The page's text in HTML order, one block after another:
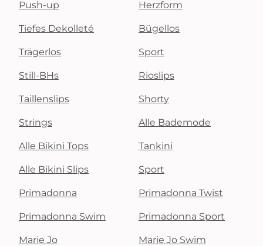
Push-up Herzform
Tiefes Dekolleté Bügellos
Trägerlos Sport
Still-BHs Rioslips
Taillenslips Shorty
Strings Alle Bademode
Alle Bikini Tops Tankini
Alle Bikini Slips Sport
Primadonna Primadonna Twist
Primadonna Swim Primadonna Sport
Marie Jo Marie Jo Swim